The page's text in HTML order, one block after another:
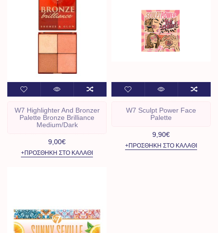
W7 Highlighter And Bronzer
Palette Bronze Brilliance
Medium/Dark
9,00€
+ΠΡΟΣΘΉΚΗ ΣΤΟ ΚΑΛΆΘΙ
W7 Sculpt Power Face
Palette
9,90€
+ΠΡΟΣΘΉΚΗ ΣΤΟ ΚΑΛΆΘΙ